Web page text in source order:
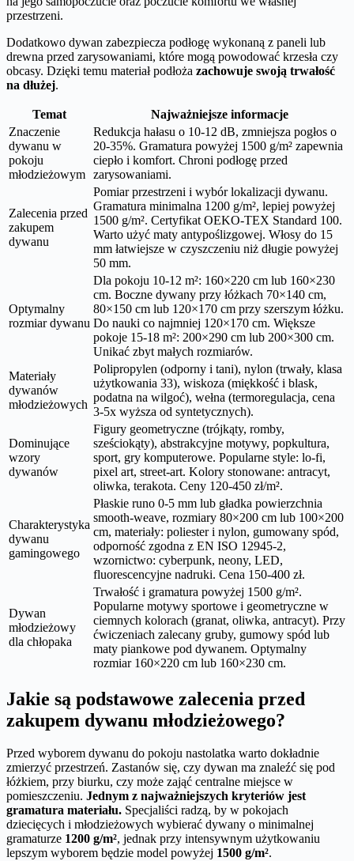
przestrzeni.
Dodatkowo dywan zabezpiecza podłogę wykonaną z paneli lub
drewna przed zarysowaniami, które mogą powodować krzesła czy
obcasy. Dzięki temu materiał podłoża zachowuje swoją trwałość
na dłużej.
Temat
Najważniejsze informacje
Znaczenie
dywanu w
pokoju
młodzieżowym
Redukcja hałasu o 10-12 dB, zmniejsza pogłos o
20-35%. Gramatura powyżej 1500 g/m² zapewnia
ciepło i komfort. Chroni podłogę przed
zarysowaniami.
Zalecenia przed
zakupem
dywanu
Pomiar przestrzeni i wybór lokalizacji dywanu.
Gramatura minimalna 1200 g/m², lepiej powyżej
1500 g/m². Certyfikat OEKO-TEX Standard 100.
Warto użyć maty antypoślizgowej. Włosy do 15
mm łatwiejsze w czyszczeniu niż długie powyżej
50 mm.
Optymalny
rozmiar dywanu
Dla pokoju 10-12 m²: 160×220 cm lub 160×230
cm. Boczne dywany przy łóżkach 70×140 cm,
80×150 cm lub 120×170 cm przy szerszym łóżku.
Do nauki co najmniej 120×170 cm. Większe
pokoje 15-18 m²: 200×290 cm lub 200×300 cm.
Unikać zbyt małych rozmiarów.
Materiały
dywanów
młodzieżowych
Polipropylen (odporny i tani), nylon (trwały, klasa
użytkowania 33), wiskoza (miękkość i blask,
podatna na wilgoć), wełna (termoregulacja, cena
3-5x wyższa od syntetycznych).
Dominujące
wzory
dywanów
Figury geometryczne (trójkąty, romby,
sześciokąty), abstrakcyjne motywy, popkultura,
sport, gry komputerowe. Popularne style: lo-fi,
pixel art, street-art. Kolory stonowane: antracyt,
oliwka, terakota. Ceny 120-450 zł/m².
Charakterystyka
dywanu
gamingowego
Płaskie runo 0-5 mm lub gładka powierzchnia
smooth-weave, rozmiary 80×200 cm lub 100×200
cm, materiały: poliester i nylon, gumowany spód,
odporność zgodna z EN ISO 12945-2,
wzornictwo: cyberpunk, neony, LED,
fluorescencyjne nadruki. Cena 150-400 zł.
Dywan
młodzieżowy
dla chłopaka
Trwałość i gramatura powyżej 1500 g/m².
Popularne motywy sportowe i geometryczne w
ciemnych kolorach (granat, oliwka, antracyt). Przy
ćwiczeniach zalecany gruby, gumowy spód lub
maty piankowe pod dywanem. Optymalny
rozmiar 160×220 cm lub 160×230 cm.
Jakie są podstawowe zalecenia przed
zakupem dywanu młodzieżowego?
Przed wyborem dywanu do pokoju nastolatka warto dokładnie
zmierzyć przestrzeń. Zastanów się, czy dywan ma znaleźć się pod
łóżkiem, przy biurku, czy może zająć centralne miejsce w
pomieszczeniu. Jednym z najważniejszych kryteriów jest
gramatura materiału. Specjaliści radzą, by w pokojach
dziecięcych i młodzieżowych wybierać dywany o minimalnej
gramaturze 1200 g/m², jednak przy intensywnym użytkowaniu
lepszym wyborem będzie model powyżej 1500 g/m².